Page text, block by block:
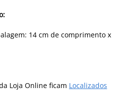
14 cm de comprimento x
Loja Online ficam Localizados